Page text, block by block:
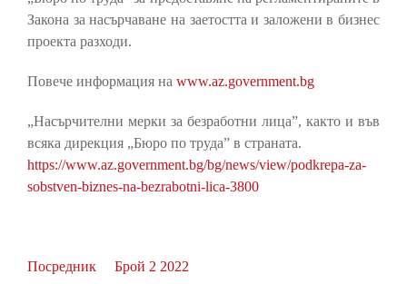
Закона за насърчаване на заетостта и заложени в бизнес
проекта разходи.
Повече информация на www.az.government.bg
„Насърчителни мерки за безработни лица”, както и във
всяка дирекция „Бюро по труда” в страната.
https://www.az.government.bg/bg/news/view/podkrepa-za-
sobstven-biznes-na-bezrabotni-lica-3800
Посредник Брой 2 2022